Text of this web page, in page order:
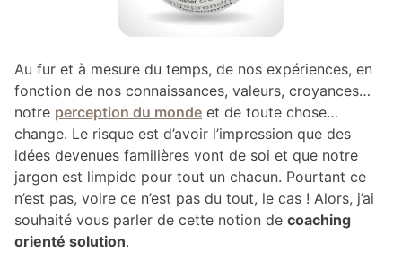
Au fur et à mesure du temps, de nos expériences, en
fonction de nos connaissances, valeurs, croyances…
notre perception du monde et de toute chose…
change. Le risque est d’avoir l’impression que des
idées devenues familières vont de soi et que notre
jargon est limpide pour tout un chacun. Pourtant ce
n’est pas, voire ce n’est pas du tout, le cas ! Alors, j’ai
souhaité vous parler de cette notion de coaching
orienté solution.